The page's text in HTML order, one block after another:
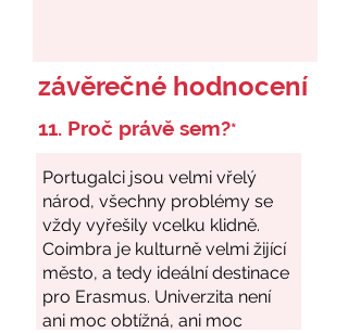
závěrečné hodnocení
11. Proč právě sem?*